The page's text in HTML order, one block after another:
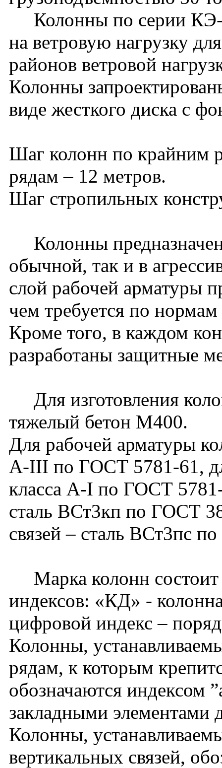
Колонны по серии КЭ-
на ветровую нагрузку
районов ветровой
Колонны
виде жесткого диска с
Шаг колонн по крайним
рядам – 12 метров.
Шаг стропильных
Колонны
обычной, так и в
слой рабочей арматуры
чем требуется по
Кроме того, в каждом
разработаны защитные
Для изготовления
тяжелый бетон М400.
Для рабочей арматуры
A-III по ГОСТ 5781-61,
класса A-I по ГОСТ
сталь ВСт3кп по ГОСТ
связей – сталь ВСт3пс
Марка колонн
индексов: «КД» -
цифровой индекс –
Колонны,
рядам, к которым
обозначаются индексом
закладными элементами
Колонны,
вертикальных связей,